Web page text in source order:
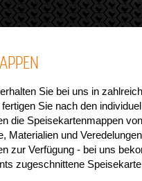
Sie bei uns in
Sie nach den
die Speisekartenmappen
Materialien und
zur Verfügung - bei uns
zugeschnittene